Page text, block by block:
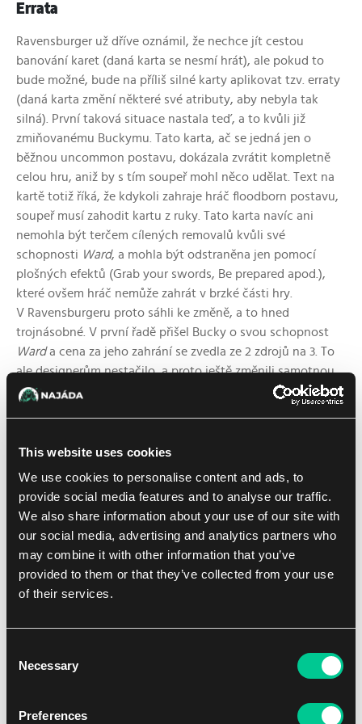
This website uses cookies
We use cookies to personalise content and ads, to
provide social media features and to analyse our traffic.
We also share information about your use of our site with
our social media, advertising and analytics partners who
may combine it with other information that you’ve
provided to them or that they’ve collected from your use
of their services.
Selection
Necessary
Preferences
Errata
Ravensburger už dříve oznámil, že nechce jít cestou
banování karet (daná karta se nesmí hrát), ale pokud to
bude možné, bude na příliš silné karty aplikovat tzv. erraty
(daná karta změní některé své atributy, aby nebyla tak
silná). První taková situace nastala teď, a to kvůli již
zmiňovanému Buckymu. Tato karta, ač se jedná jen o
běžnou uncommon postavu, dokázala zvrátit kompletně
celou hru, aniž by s tím soupeř mohl něco udělat. Text na
kartě totiž říká, že kdykoli zahraje hráč floodborn postavu,
soupeř musí zahodit kartu z ruky. Tato karta navíc ani
nemohla být terčem cílených removalů kvůli své
schopnosti Ward, a mohla být odstraněna jen pomocí
plošných efektů (Grab your swords, Be prepared apod.),
které ovšem hráč nemůže zahrát v brzké části hry.
V Ravensburgeru proto sáhli ke změně, a to hned
trojnásobné. V první řadě přišel Bucky o svou schopnost
Warda cena za jeho zahrání se zvedla ze 2 zdrojů na 3. To
ale designerům nestačilo, a proto ještě změnili samotnou
podmínku discardu, kdy je soupeř nucen zahodit kartu jen
při zahrání
chtít hrát Buckyho i nadále, protože nově se musíte řídit